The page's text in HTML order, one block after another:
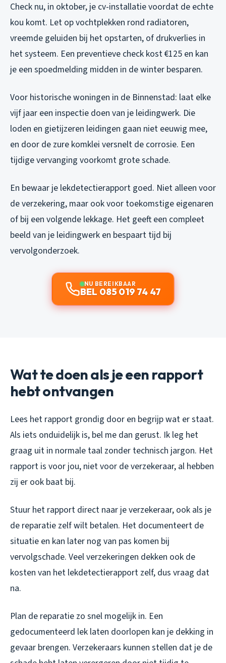
Check nu, in oktober, je cv-installatie voordat de echte
kou komt. Let op vochtplekken rond radiatoren,
vreemde geluiden bij het opstarten, of drukverlies in
het systeem. Een preventieve check kost €125 en kan
je een spoedmelding midden in de winter besparen.
Voor historische woningen in de Binnenstad: laat elke
vijf jaar een inspectie doen van je leidingwerk. Die
loden en gietijzeren leidingen gaan niet eeuwig mee,
en door de zure komklei versnelt de corrosie. Een
tijdige vervanging voorkomt grote schade.
En bewaar je lekdetectierapport goed. Niet alleen voor
de verzekering, maar ook voor toekomstige eigenaren
of bij een volgende lekkage. Het geeft een compleet
beeld van je leidingwerk en bespaart tijd bij
vervolgonderzoek.
NU BEREIKBAAR
BEL 085 019 74 47
Wat te doen als je een rapport
hebt ontvangen
Lees het rapport grondig door en begrijp wat er staat.
Als iets onduidelijk is, bel me dan gerust. Ik leg het
graag uit in normale taal zonder technisch jargon. Het
rapport is voor jou, niet voor de verzekeraar, al hebben
zij er ook baat bij.
Stuur het rapport direct naar je verzekeraar, ook als je
de reparatie zelf wilt betalen. Het documenteert de
situatie en kan later nog van pas komen bij
vervolgschade. Veel verzekeringen dekken ook de
kosten van het lekdetectierapport zelf, dus vraag dat
na.
Plan de reparatie zo snel mogelijk in. Een
gedocumenteerd lek laten doorlopen kan je dekking in
gevaar brengen. Verzekeraars kunnen stellen dat je de